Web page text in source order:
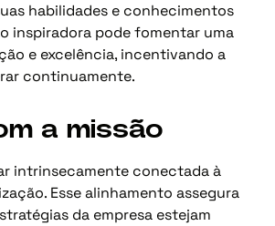
habilidades e conhecimentos
inspiradora pode fomentar uma
e excelência, incentivando a
continuamente.
a missão
intrinsecamente conectada à
Esse alinhamento assegura
da empresa estejam